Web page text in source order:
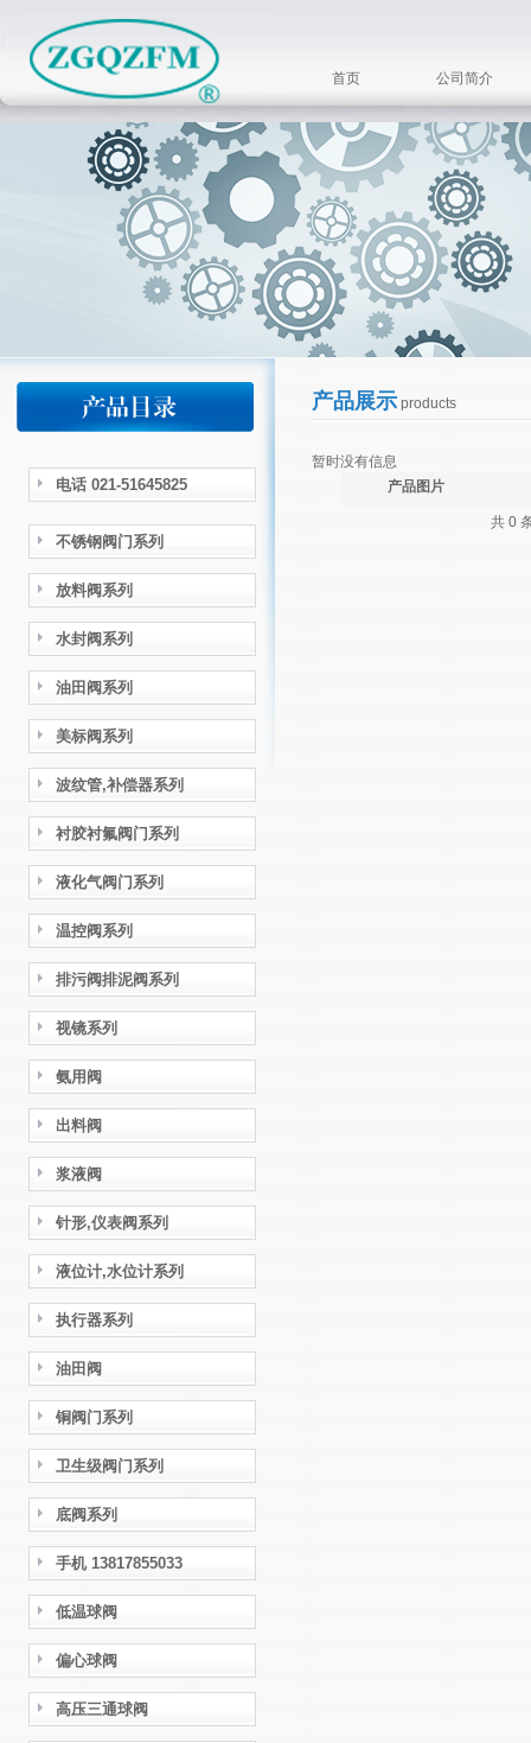
首页 公司简介
电话 021-51645825
不锈钢阀门系列
放料阀系列
水封阀系列
油田阀系列
美标阀系列
波纹管,补偿器系列
衬胶衬氟阀门系列
液化气阀门系列
温控阀系列
排污阀排泥阀系列
视镜系列
氨用阀
出料阀
浆液阀
针形,仪表阀系列
液位计,水位计系列
执行器系列
油田阀
铜阀门系列
卫生级阀门系列
底阀系列
手机 13817855033
低温球阀
偏心球阀
高压三通球阀
产品展示products
暂时没有信息
产品图片
共 0